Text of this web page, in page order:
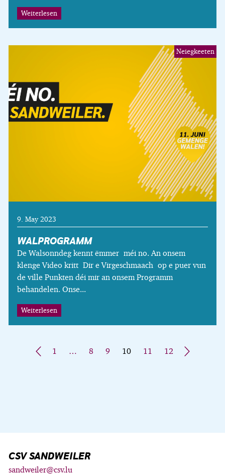
Weiterlesen
WALPROGRAMM
De Walsonndeg kennt ëmmer méi no. An onsem
klenge Video kritt Dir e Virgeschmaach op e puer vun
de ville Punkten déi mir an onsem Programm
behandelen. Onse...
Weiterlesen
9. May 2023
Neiegkeeten
« 1 … 8 9 10 11 12 »
CSV SANDWEILER
sandweiler@csv.lu